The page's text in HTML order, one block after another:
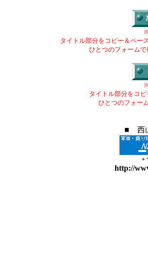
タイトル部分をコピー＆ペー
ひとつのフォーム
タイトル部分をコ
ひとつのフォー
■ 西
+
http://